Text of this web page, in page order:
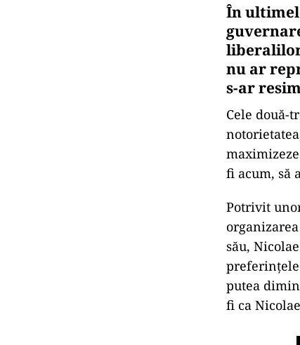
În
nu ar
s-ar
Cele două-
fi acum, să
Potrivit
său,
preferințele
putea
fi ca